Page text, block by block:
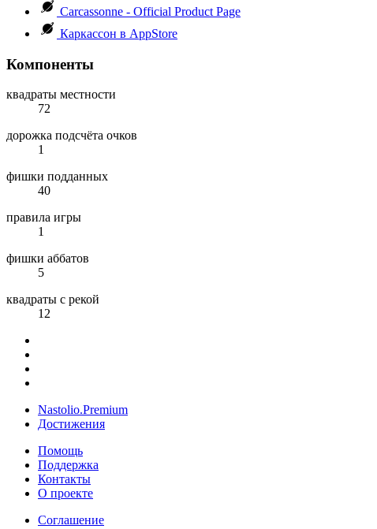
Carcassonne - Official Product Page
Каркассон в AppStore
Компоненты
квадраты местности
72
дорожка подсчёта очков
1
фишки подданных
40
правила игры
1
фишки аббатов
5
квадраты с рекой
12
Nastolio.Premium
Достижения
Помощь
Поддержка
Контакты
О проекте
Соглашение